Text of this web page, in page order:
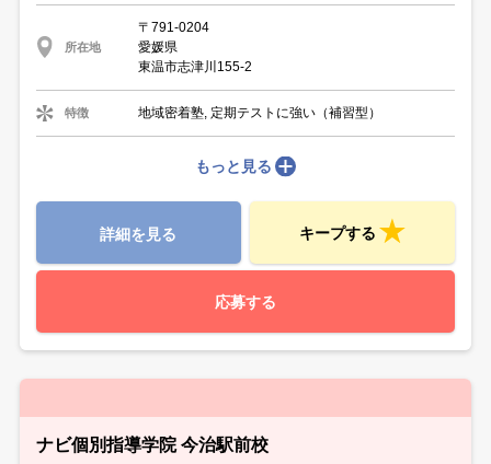
所在地
〒791-0204
愛媛県
東温市志津川155-2
特徴 地域密着塾, 定期テストに強い（補習型）
もっと見る
詳細を見る キープする
応募する
ナビ個別指導学院 今治駅前校